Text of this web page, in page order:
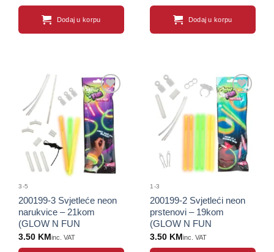
Dodaj u korpu Dodaj u korpu
Sačuvaj
proizvod
3-5
200199-3 Svjetleće neon
narukvice – 21kom
(GLOW N FUN
COLLECTION)
3.50 KM inc. VAT
Sačuvaj
proizvod
1-3
200199-2 Svjetleći neon
prstenovi – 19kom
(GLOW N FUN
COLLECTION)
3.50 KM inc. VAT